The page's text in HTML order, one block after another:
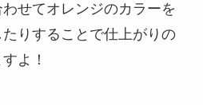
せてオレンジのカラーを
りすることで仕上がりの
よ！